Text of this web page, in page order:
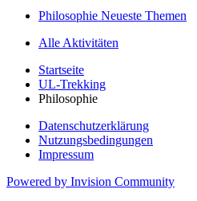
Philosophie Neueste Themen
Alle Aktivitäten
Startseite
UL-Trekking
Philosophie
Datenschutzerklärung
Nutzungsbedingungen
Impressum
Powered by Invision Community